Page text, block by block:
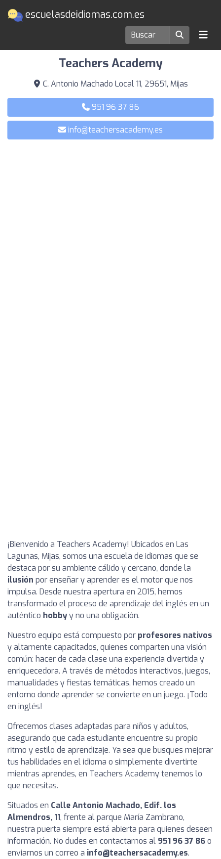
escuelasdeidiomas.com.es
Escuelas de idiomas en Mijas
Teachers Academy
C. Antonio Machado Local 11, 29651, Mijas
951 96 37 86
info@teachersacademy.es
¡Bienvenido a Teachers Academy! Ubicados en Las
Lagunas, Mijas, somos una escuela de idiomas que se
destaca por su ambiente cálido y cercano, donde la
ilusión por enseñar y aprender es el motor que nos
impulsa. Desde nuestra apertura en 2015, hemos
transformado el proceso de aprendizaje del inglés en un
auténtico hobbyy no una obligación.
Nuestro equipo está compuesto por profesores nativos
y altamente capacitados, quienes comparten una visión
común: hacer de cada clase una experiencia divertida y
enriquecedora. A través de métodos interactivos, juegos,
manualidades y fiestas temáticas, hemos creado un
entorno donde aprender se convierte en un juego. ¡Todo
en inglés!
Ofrecemos clases adaptadas para niños y adultos,
asegurando que cada estudiante encuentre su propio
ritmo y estilo de aprendizaje. Ya sea que busques mejorar
tus habilidades en el idioma o simplemente divertirte
mientras aprendes, en Teachers Academy tenemos lo
que necesitas.
Situados en Calle Antonio Machado, Edif. los
Almendros, 11, frente al parque María Zambrano,
nuestra puerta siempre está abierta para quienes deseen
información. No dudes en contactarnos al 951 96 37 86o
enviarnos un correo a info@teachersacademy.es.